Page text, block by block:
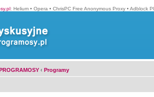
: Helium • Opera • ChrisPC Free Anonymous Proxy • Adblock
‹ Programy